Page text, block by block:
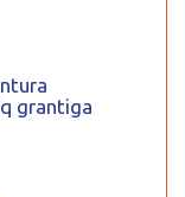
grantiga